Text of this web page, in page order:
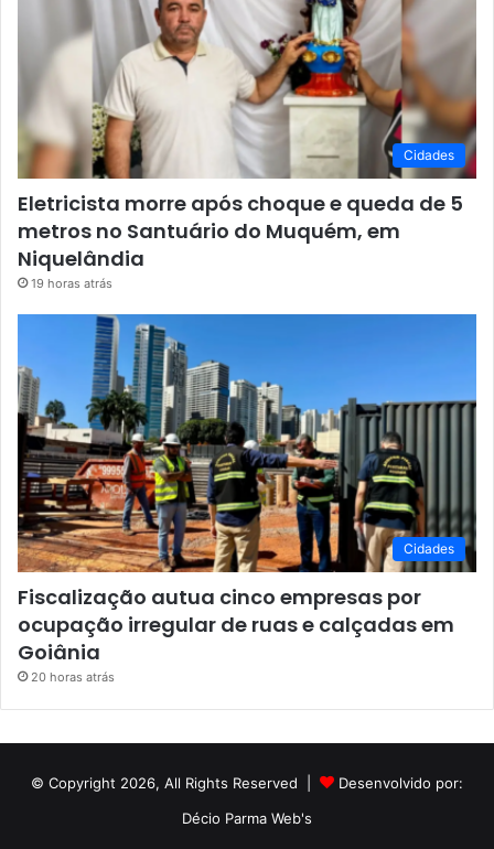
Cidades
Eletricista morre após choque e queda de 5
metros no Santuário do Muquém, em
Niquelândia
19 horas atrás
Cidades
Fiscalização autua cinco empresas por
ocupação irregular de ruas e calçadas em
Goiânia
20 horas atrás
© Copyright 2026, All Rights Reserved |
Desenvolvido por:
Décio Parma Web's